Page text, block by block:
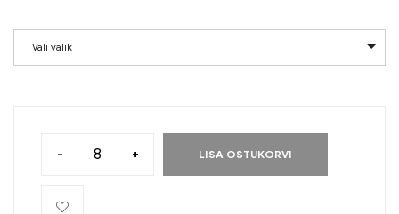
Vali valik
- + LISA OSTUKORVI